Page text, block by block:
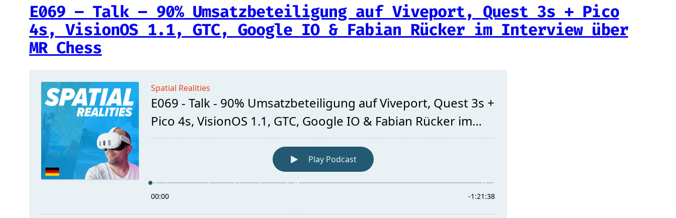
E069 – Talk – 90% Umsatzbeteiligung auf Viveport, Quest 3s + Pico
4s, VisionOS 1.1, GTC, Google IO & Fabian Rücker im Interview über
MR Chess